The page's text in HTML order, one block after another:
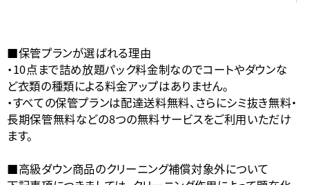
■保管プランが選ばれる理由
・10点まで詰め放題パック料金制なのでコートやダウンな
ど衣類の種類による料金アップはありません。
・すべての保管プランは配達送料無料、さらにシミ抜き無料・
長期保管無料などの8つの無料サービスをご利用いただけ
ます。
■高級ダウン商品のクリーニング補償対象外について